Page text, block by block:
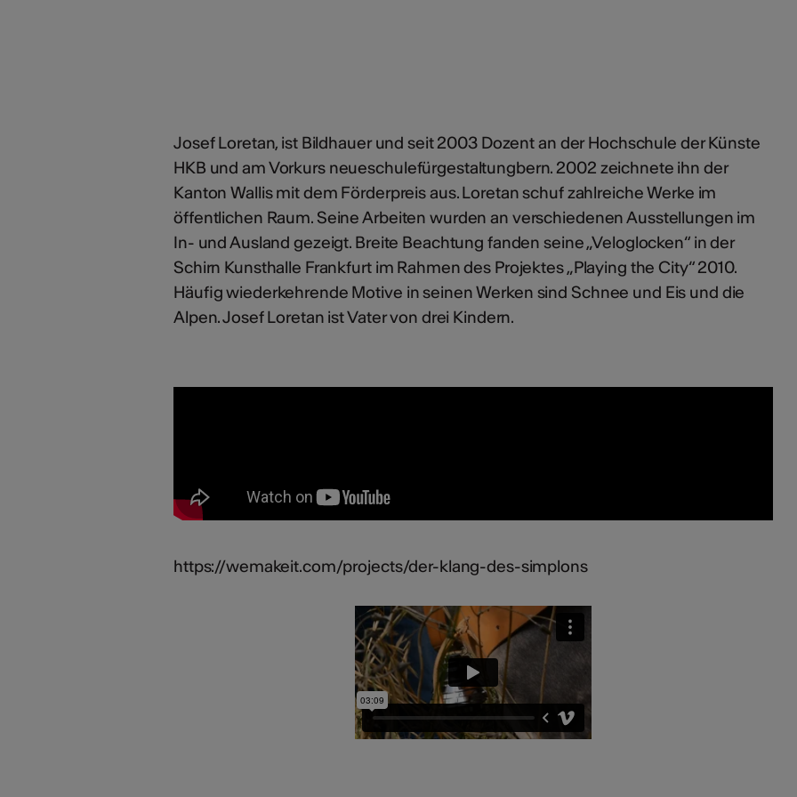
Josef Loretan, ist Bildhauer und seit 2003 Dozent an der Hochschule der Künste
HKB und am Vorkurs neueschulefürgestaltungbern. 2002 zeichnete ihn der
Kanton Wallis mit dem Förderpreis aus. Loretan schuf zahlreiche Werke im
öffentlichen Raum. Seine Arbeiten wurden an verschiedenen Ausstellungen im
In- und Ausland gezeigt. Breite Beachtung fanden seine „Veloglocken“ in der
Schirn Kunsthalle Frankfurt im Rahmen des Projektes „Playing the City“ 2010.
Häufig wiederkehrende Motive in seinen Werken sind Schnee und Eis und die
Alpen. Josef Loretan ist Vater von drei Kindern.
https://wemakeit.com/projects/der-klang-des-simplons